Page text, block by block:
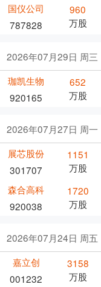
国仪公司
787828
960
万股
2026年07月29日 周三
珈凯生物
920165
652
万股
2026年07月27日 周一
展芯股份
301707
1151
万股
森合高科
920038
1720
万股
2026年07月24日 周五
嘉立创
001232
3158
万股